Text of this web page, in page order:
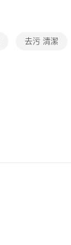
去污 清潔